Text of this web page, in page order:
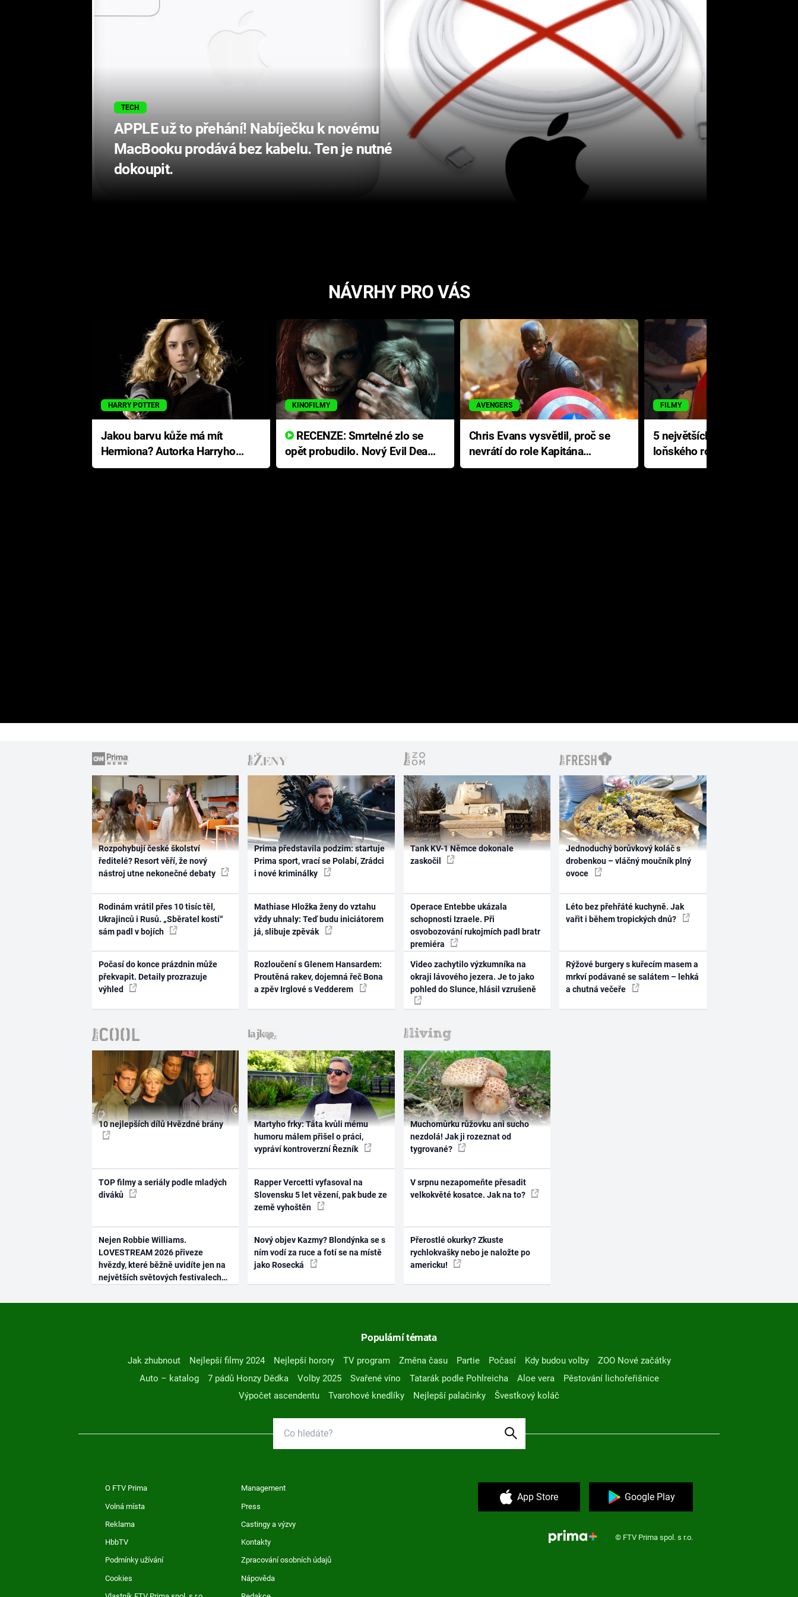
TECH
APPLE už to přehání! Nabíječku k novému
MacBooku prodává bez kabelu. Ten je nutné
dokoupit.
NÁVRHY PRO VÁS
HARRY POTTER
Jakou barvu kůže má mít
Hermiona? Autorka Harryho
Pottera přišla s ráznou
KINOFILMY
RECENZE: Smrtelné zlo se
opět probudilo. Nový Evil Dead
přichází s neodolatelnou
AVENGERS
Chris Evans vysvětlil, proč se
nevrátí do role Kapitána
Ameriky
FILMY
5 největších propadáků
loňského roku: Disney na
jediné katastrofě prodělal 200
Rozpohybují české školství
ředitelé? Resort věří, že nový
nástroj utne nekonečné debaty
Rodinám vrátil přes 10 tisíc těl,
Ukrajinců i Rusů. „Sběratel kostí“
sám padl v bojích
Počasí do konce prázdnin může
překvapit. Detaily prozrazuje
výhled
Prima představila podzim: startuje
Prima sport, vrací se Polabí, Zrádci
i nové kriminálky
Mathiase Hložka ženy do vztahu
vždy uhnaly: Teď budu iniciátorem
já, slibuje zpěvák
Rozloučení s Glenem Hansardem:
Proutěná rakev, dojemná řeč Bona
a zpěv Irglové s Vedderem
Tank KV-1 Němce dokonale
zaskočil
Operace Entebbe ukázala
schopnosti Izraele. Při
osvobozování rukojmích padl bratr
premiéra
Video zachytilo výzkumníka na
okraji lávového jezera. Je to jako
pohled do Slunce, hlásil vzrušeně
Jednoduchý borůvkový koláč s
drobenkou – vláčný moučník plný
ovoce
Léto bez přehřáté kuchyně. Jak
vařit i během tropických dnů?
Rýžové burgery s kuřecím masem a
mrkví podávané se salátem – lehká
a chutná večeře
10 nejlepších dílů Hvězdné brány
TOP filmy a seriály podle mladých
diváků
Nejen Robbie Williams.
LOVESTREAM 2026 přiveze
hvězdy, které běžně uvidíte jen na
největších světových festivalech
Martyho frky: Táta kvůli mému
humoru málem přišel o práci,
vypráví kontroverzní Řezník
Rapper Vercetti vyfasoval na
Slovensku 5 let vězení, pak bude ze
země vyhoštěn
Nový objev Kazmy? Blondýnka se s
ním vodí za ruce a fotí se na místě
jako Rosecká
Muchomůrku růžovku ani sucho
nezdolá! Jak ji rozeznat od
tygrované?
V srpnu nezapomeňte přesadit
velkokvěté kosatce. Jak na to?
Přerostlé okurky? Zkuste
rychlokvašky nebo je naložte po
americku!
Populární témata
Jak zhubnout Nejlepší filmy 2024 Nejlepší horory TV program Změna času Partie Počasí Kdy budou volby
ZOO Nové začátky
Auto – katalog
7 pádů Honzy Dědka Volby 2025 Svařené víno Tatarák podle Pohlreicha Aloe vera
Pěstování lichořeřišnice
Výpočet ascendentu
Tvarohové knedlíky Nejlepší palačinky Švestkový koláč
O FTV Prima Management
Volná místa Press
Reklama Castingy a výzvy
HbbTV Kontakty
Podmínky užívání Zpracování osobních údajů
Cookies Nápověda
App Store Google Play
© FTV Prima spol. s r.o.